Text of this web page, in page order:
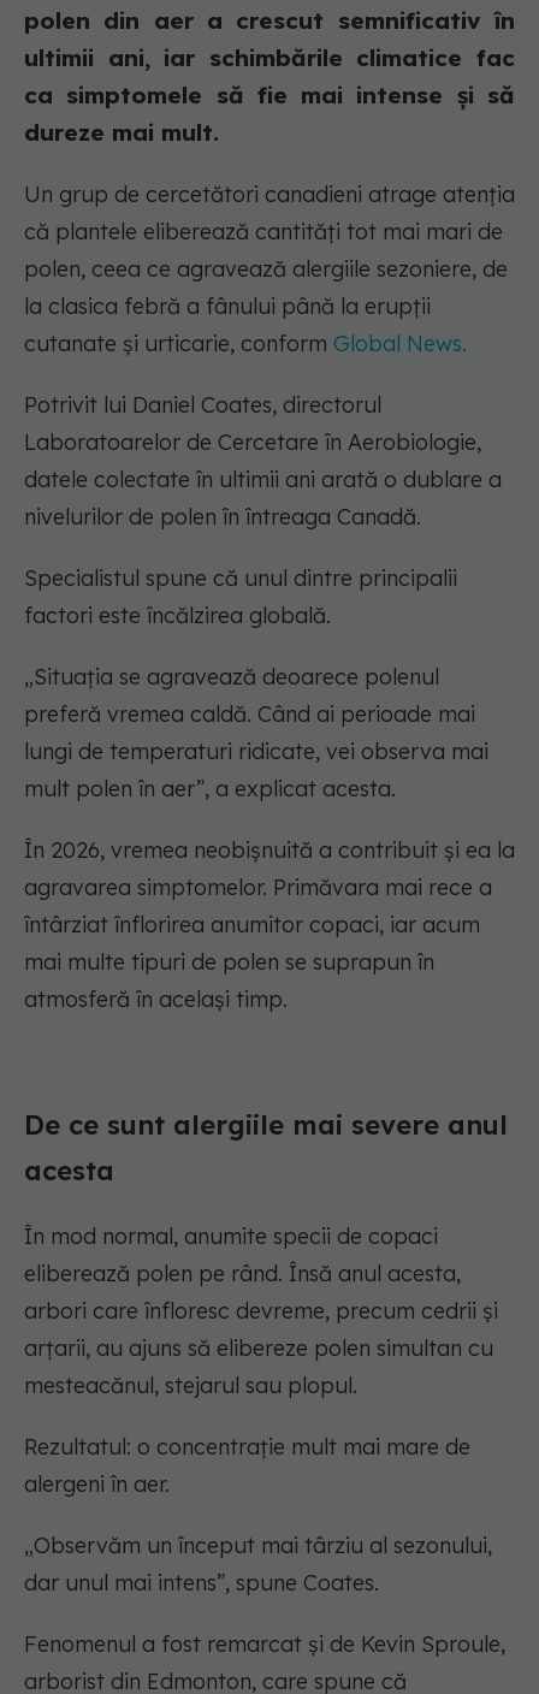
polen din aer a crescut semnificativ în
ultimii ani, iar schimbările climatice fac
ca simptomele să fie mai intense și să
dureze mai mult.
Un grup de cercetători canadieni atrage atenția
că plantele eliberează cantități tot mai mari de
polen, ceea ce agravează alergiile sezoniere, de
la clasica febră a fânului până la erupții
cutanate și urticarie, conform Global News.
Potrivit lui Daniel Coates, directorul
Laboratoarelor de Cercetare în Aerobiologie,
datele colectate în ultimii ani arată o dublare a
nivelurilor de polen în întreaga Canadă.
Specialistul spune că unul dintre principalii
factori este încălzirea globală.
„Situația se agravează deoarece polenul
preferă vremea caldă. Când ai perioade mai
lungi de temperaturi ridicate, vei observa mai
mult polen în aer”, a explicat acesta.
În 2026, vremea neobișnuită a contribuit și ea la
agravarea simptomelor. Primăvara mai rece a
întârziat înflorirea anumitor copaci, iar acum
mai multe tipuri de polen se suprapun în
atmosferă în același timp.
De ce sunt alergiile mai severe anul
acesta
În mod normal, anumite specii de copaci
eliberează polen pe rând. Însă anul acesta,
arbori care înfloresc devreme, precum cedrii și
arțarii, au ajuns să elibereze polen simultan cu
mesteacănul, stejarul sau plopul.
Rezultatul: o concentrație mult mai mare de
alergeni în aer.
„Observăm un început mai târziu al sezonului,
dar unul mai intens”, spune Coates.
Fenomenul a fost remarcat și de Kevin Sproule,
arborist din Edmonton, care spune că